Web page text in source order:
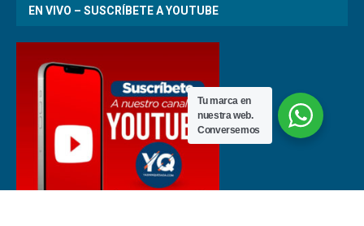
EN VIVO – SUSCRÍBETE A YOUTUBE
Tu marca en
nuestra web.
Conversemos